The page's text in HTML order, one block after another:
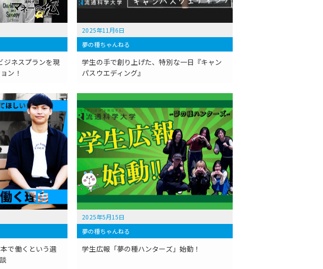
ジネスプランを現
ン！
2025年11月6日
夢の種ちゃんねる
学生の手で創り上げた、特別な一日『キャン
パスウエディング』
で働くという選
2025年5月15日
夢の種ちゃんねる
学生広報「夢の種ハンターズ」始動！